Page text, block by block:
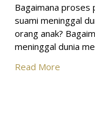
Bagaimana proses
suami meninggal
orang anak?
meninggal dunia
Read More